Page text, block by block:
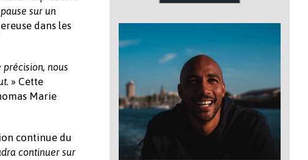
sur un
dans les
précision, nous
» Cette
Marie
continue du
continuer sur